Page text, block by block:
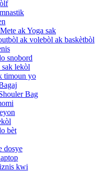
ak Yoga sak
ak volebòl ak baskètbòl
snobord
lekòl
timoun yo
Bag
bèt
dosye
kwi